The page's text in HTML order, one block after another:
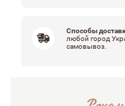
Способы
любой город
самовывоз.